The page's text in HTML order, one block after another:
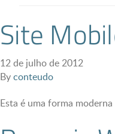
Site
12 de julho de 2012
Byconteudo
Esta é uma forma